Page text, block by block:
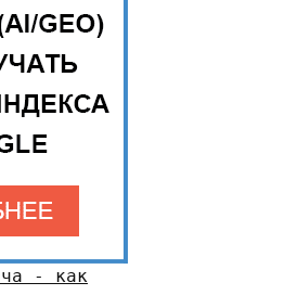
- как